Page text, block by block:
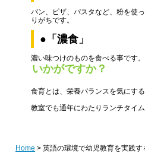
パン、ピザ、パスタなど、粉を使
りがちです。
●「濃食」
濃い味つけのものを食べる事です
いかがですか？
食育とは、栄養バランスを気にす
教室でも通年にわたりランチタイ
Home > 英語の環境で幼児教育を実践